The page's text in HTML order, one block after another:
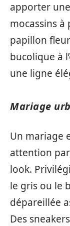
apporter
mocassins
papillon
bucolique à
une ligne
Mariage
Un mariage
attention
look.
le gris ou le
dépareillée
Des